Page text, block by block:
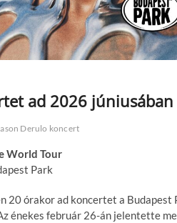
ad 2026
Derulo koncert
World Tour
Park
20 órakor ad koncertet a Budapest
énekes február 26-án jelentette